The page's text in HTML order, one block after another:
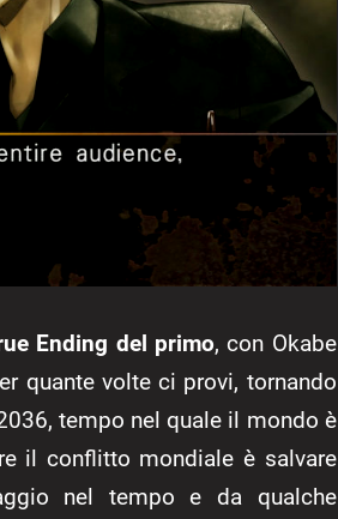
Ending del primo, con Okabe
quante volte ci provi, tornando
tempo nel quale il mondo è
il conflitto mondiale è salvare
nel tempo e da qualche